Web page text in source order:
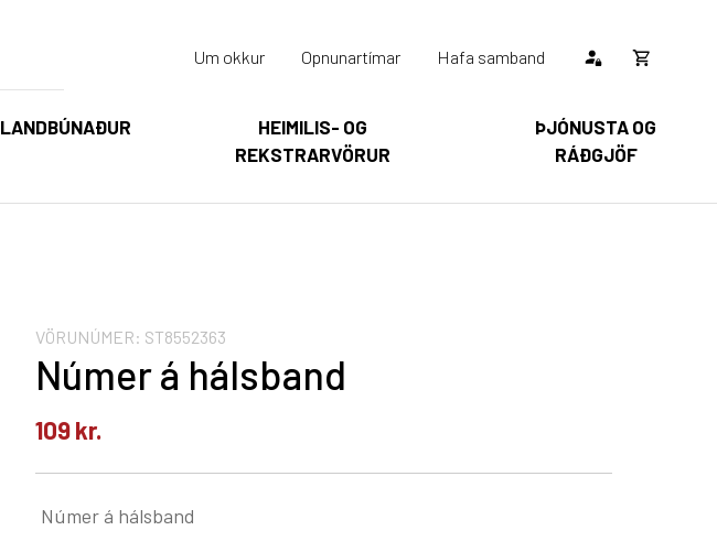
LANDBÚNAÐUR
HEIMILIS- OG
REKSTRARVÖRUR
ÞJÓNUSTA OG
RÁÐGJÖF
Um okkur Opnunartímar Hafa samband
Opna
Karfan þín
körfu
VÖRUNÚMER: ST8552363
Númer á hálsband
109kr.
Númer á hálsband